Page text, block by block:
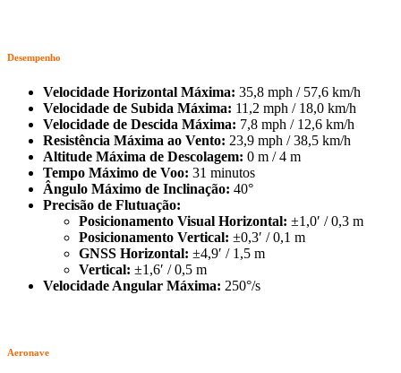
Desempenho
Velocidade Horizontal Máxima: 35,8 mph / 57,6 km/h
Velocidade de Subida Máxima: 11,2 mph / 18,0 km/h
Velocidade de Descida Máxima: 7,8 mph / 12,6 km/h
Resistência Máxima ao Vento: 23,9 mph / 38,5 km/h
Altitude Máxima de Descolagem: 0 m / 4 m
Tempo Máximo de Voo: 31 minutos
Ângulo Máximo de Inclinação: 40°
Precisão de Flutuação:
Posicionamento Visual Horizontal: ±1,0′ / 0,3 m
Posicionamento Vertical: ±0,3′ / 0,1 m
GNSS Horizontal: ±4,9′ / 1,5 m
Vertical: ±1,6′ / 0,5 m
Velocidade Angular Máxima: 250°/s
Aeronave